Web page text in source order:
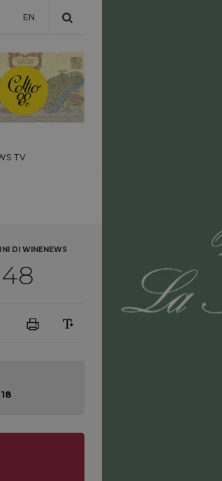
EN
TV
DI WINENEWS